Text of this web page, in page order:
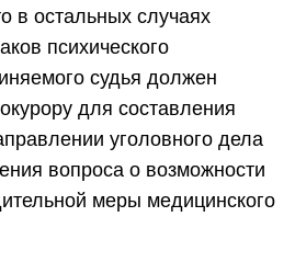
в остальных случаях
психического
судья должен
для составления
уголовного дела
вопроса о возможности
меры медицинского